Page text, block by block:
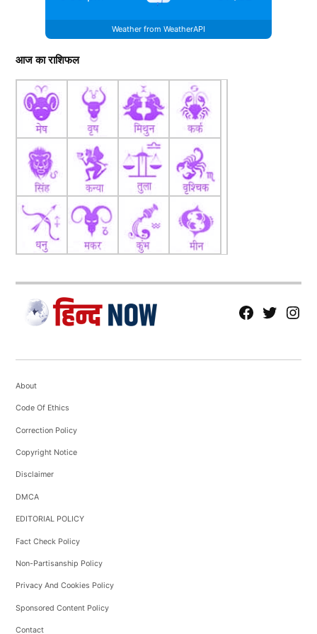
Weather from WeatherAPI
आज का राशिफल
fb Tw tw
About
Code Of Ethics
Correction Policy
Copyright Notice
Disclaimer
DMCA
EDITORIAL POLICY
Fact Check Policy
Non-Partisanship Policy
Privacy And Cookies Policy
Sponsored Content Policy
Contact